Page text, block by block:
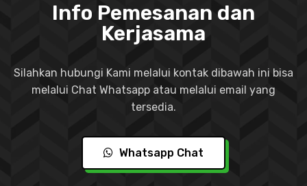
Info Pemesanan dan
Kerjasama
Silahkan hubungi Kami melalui kontak dibawah ini bisa
melalui Chat Whatsapp atau melalui email yang
tersedia.
Whatsapp Chat